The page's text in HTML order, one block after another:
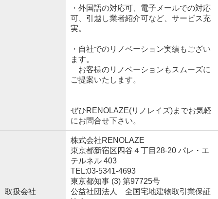
・外国語の対応可、電子メールでの対応
可、引越し業者紹介可など、サービス充
実。
・自社でのリノベーション実績もござい
ます。
お客様のリノベーションもスムーズに
ご提案いたします。
ぜひRENOLAZE(リノレイズ)までお気軽
にお問合せ下さい。
取扱会社
株式会社RENOLAZE
東京都新宿区四谷４丁目28-20 パレ・エ
テルネル 403
TEL:03-5341-4693
東京都知事 (3) 第97725号
公益社団法人 全国宅地建物取引業保証